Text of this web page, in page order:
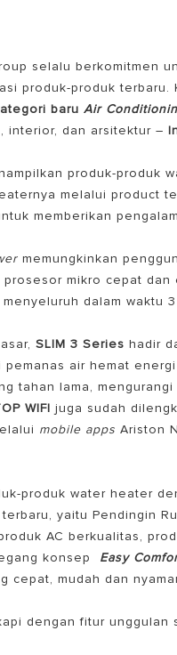
selalu berkomitmen
produk-produk
baruAir
interior, dan arsitektur –
produk-produk
melalui product
memberikan
memungkinkan
mikro cepat dan
dalam waktu
SLIM 3 Serieshadir
pemanas air hemat
tahan lama,
WIFI juga sudah
mobile apps Ariston
produk water heater
yaitu Pendingin
AC berkualitas,
konsep Easy
cepat, mudah dan
dengan fitur unggulan